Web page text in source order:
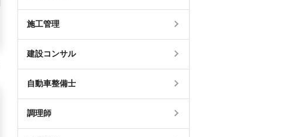
施工管理
建設コンサル
自動車整備士
調理師